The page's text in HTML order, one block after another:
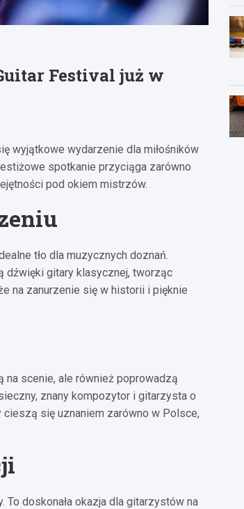
Festival już w
wyjątkowe wydarzenie dla miłośników
spotkanie przyciąga zarówno
pod okiem mistrzów.
tło dla muzycznych doznań.
dźwięki gitary klasycznej, tworząc
na zanurzenie się w historii i pięknie
scenie, ale również poprowadzą
znany kompozytor i gitarzysta o
się uznaniem zarówno w Polsce,
To doskonała okazja dla gitarzystów na